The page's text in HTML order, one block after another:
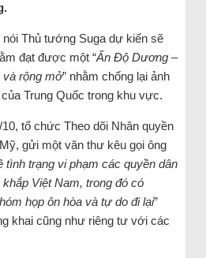
nói Thủ tướng Suga dự kiến sẽ
đạt được một “Ấn Độ Dương –
rộng mở” nhằm chống lại ảnh
Trung Quốc trong khu vực.
tổ chức Theo dõi Nhân quyền
gửi một văn thư kêu gọi ông
tình trạng vi phạm các quyền dân
Việt Nam, trong đó có
họp ôn hòa và tự do đi lại”
khai cũng như riêng tư với các